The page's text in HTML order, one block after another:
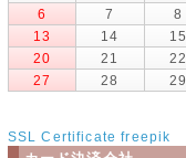
6
7 8
13
14 15
20
21 22
27
28 29
SSL Certificate freepik